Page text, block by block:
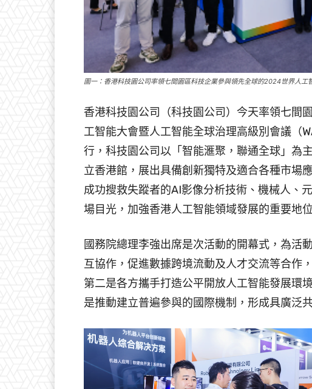
圖一：香港科技園公司率領七間園區科技企業參與領先全球的2024世界人工
香港科技園公司（科技園公司）今天率領七間
工智能大會暨人工智能全球治理高級別會議（
行，科技園公司以「智能滙聚，聯通全球」為
立香港館，展出具備創新獨特及適合各種市場
成功搜救失蹤者的AI影像分析技術、機械人、
場目光，加強香港人工智能領域發展的重要地
國務院總理李強出席是次活動的開幕式，為活
互協作，促進數據跨境流動及人才交流等合作
第二是各方攜手打造公平開放人工智能發展環
是推動建立普遍參與的國際機制，形成具廣泛